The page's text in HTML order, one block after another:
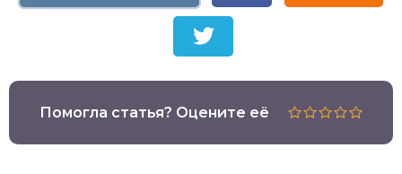
Помогла статья? Оцените её